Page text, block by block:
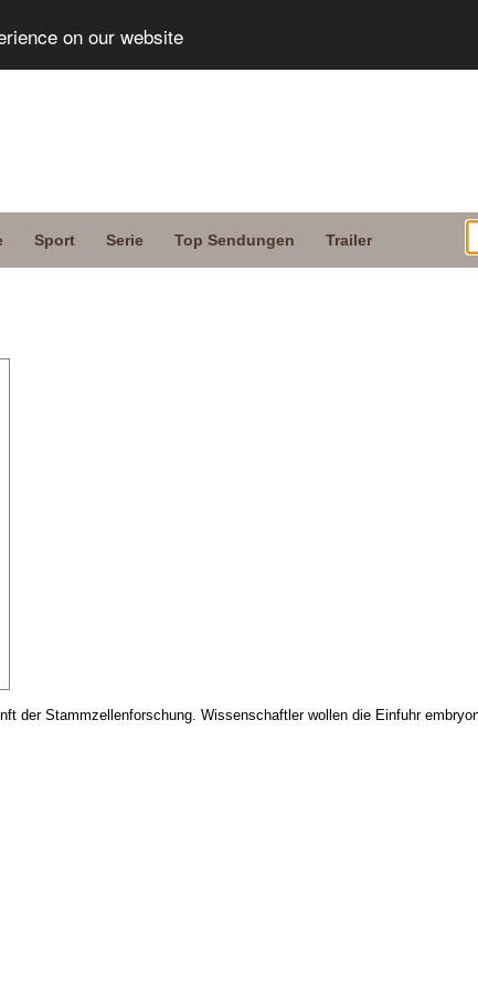
on our website
Sport Serie Top Sendungen Trailer
der Stammzellenforschung. Wissenschaftler wollen die Einfuhr